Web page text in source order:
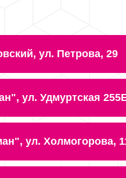
ул. Петрова, 29
ул. Удмуртская
ул. Холмогорова,